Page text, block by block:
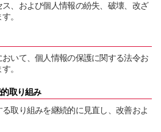
、および個人情報の紛失、破壊、改ざ
。
いて、個人情報の保護に関する法令お
。
取り組み
取り組みを継続的に見直し、改善およ